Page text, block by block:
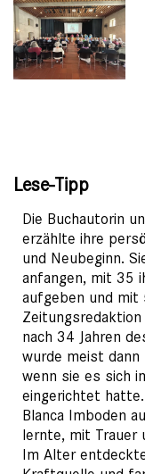
Lese-Tipp
Die Buchautorin
erzählte ihre
und Neubeginn.
anfangen, mit 35
aufgeben und mit
nach 34 Jahren
wurde meist dann
wenn sie es sich
eingerichtet
Blanca Imboden
lernte, mit Trauer
Im Alter